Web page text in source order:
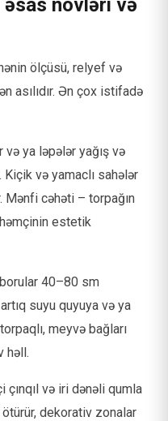
növləri və
ölçüsü, relyef və
asılıdır. Ən çox istifadə
və ya ləpələr yağış və
və yamaclı sahələr
Mənfi cəhəti – torpağın
estetik
40–80 sm
suyu quyuya və ya
meyvə bağları
həll.
çınqıl və iri dənəli qumla
dekorativ zonalar